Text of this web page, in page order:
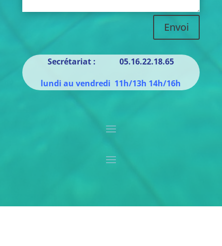
Envoi
Secrétariat : 05.16.22.18.65
lundi au vendredi 11h/13h 14h/16h